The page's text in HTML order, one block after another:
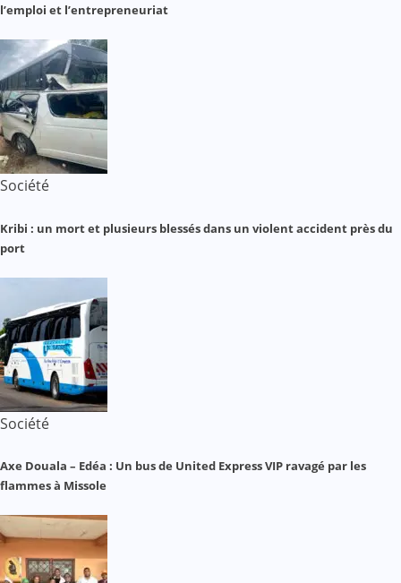
l’emploi et l’entrepreneuriat
Société
Kribi : un mort et plusieurs blessés dans un violent accident près du
port
Société
Axe Douala – Edéa : Un bus de United Express VIP ravagé par les
flammes à Missole